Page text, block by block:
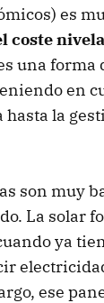
es
coste
una forma
en
la
son muy
La solar
ya
ese